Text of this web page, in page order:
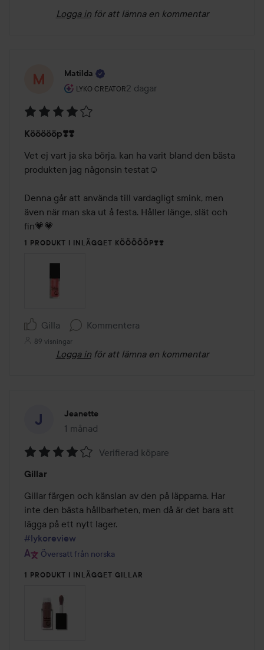
Logga in för att lämna en kommentar
Matilda
LYKO CREATOR
Användarens roll: Lyko Creator.
2 dagar
Inlägget skapades 2 dagar
4
av
5
Köööööp❣️❣️
Vet ej vart ja ska börja, kan ha varit bland den bästa
produkten jag någonsin testat☺️
Denna går att använda till vardagligt smink, men
även när man ska ut å festa. Håller länge, slät och
fin💗💗
1 PRODUKT I INLÄGGET KÖÖÖÖÖP❣️❣️
Gilla Kommentera
89 visningar
Logga in för att lämna en kommentar
Jeanette
1 månad
Inlägget skapades 1 månad
4
av
5
Verifierad köpare
Gillar
Gillar färgen och känslan av den på läpparna. Har
inte den bästa hållbarheten, men då är det bara att
#lykoreview
Översatt från norska
1 PRODUKT I INLÄGGET GILLAR